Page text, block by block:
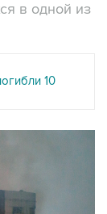
в одной из
10